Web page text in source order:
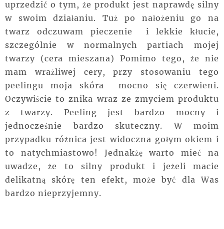
uprzedzić o tym, że produkt jest naprawdę silny
w swoim działaniu. Tuż po nałożeniu go na
twarz odczuwam pieczenie i lekkie kłucie,
szczególnie w normalnych partiach mojej
twarzy (cera mieszana) Pomimo tego, że nie
mam wrażliwej cery, przy stosowaniu tego
peelingu moja skóra mocno się czerwieni.
Oczywiście to znika wraz ze zmyciem produktu
z twarzy. Peeling jest bardzo mocny i
jednocześnie bardzo skuteczny. W moim
przypadku różnica jest widoczna gołym okiem i
to natychmiastowo! Jednakżę warto mieć na
uwadze, że to silny produkt i jeżeli macie
delikatną skórę ten efekt, może być dla Was
bardzo nieprzyjemny.